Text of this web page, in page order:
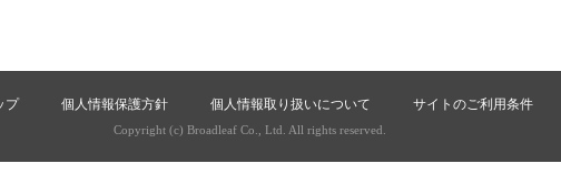
プ 個人情報保護方針 個人情報取り扱いについて サイトのご利用条件
Copyright (c) Broadleaf Co., Ltd. All rights reserved.